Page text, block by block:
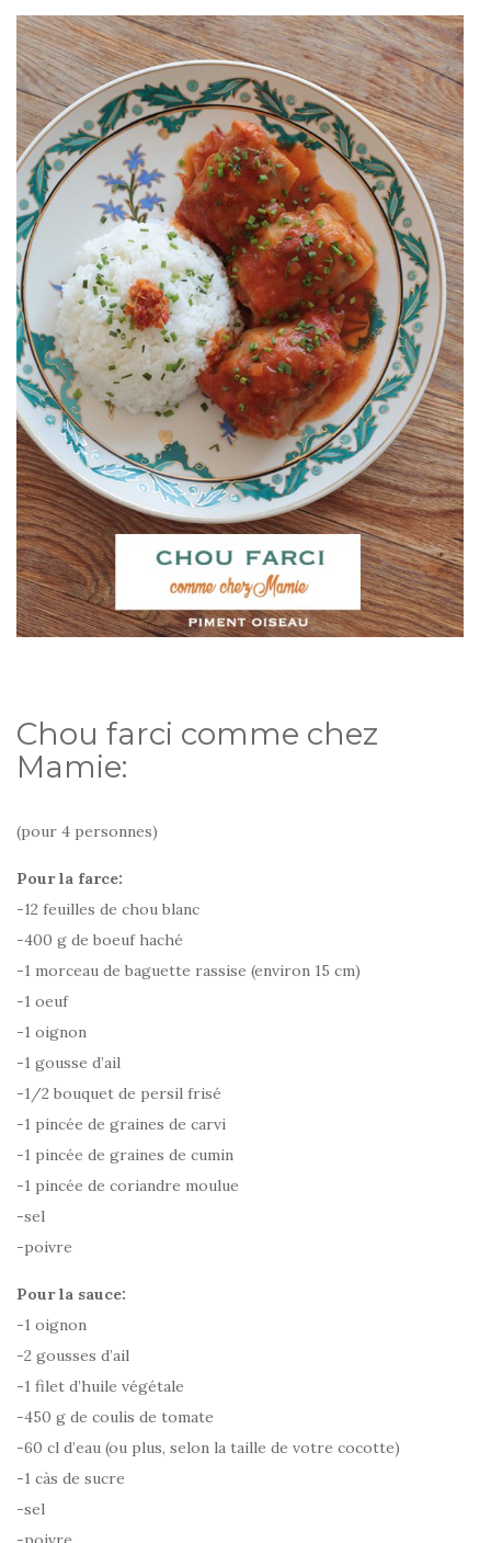
Chou farci comme chez
Mamie:
(pour 4 personnes)
Pour la farce:
-12 feuilles de chou blanc
-400 g de boeuf haché
-1 morceau de baguette rassise (environ 15 cm)
-1 oeuf
-1 oignon
-1 gousse d’ail
-1/2 bouquet de persil frisé
-1 pincée de graines de carvi
-1 pincée de graines de cumin
-1 pincée de coriandre moulue
-sel
-poivre
Pour la sauce:
-1 oignon
-2 gousses d’ail
-1 filet d’huile végétale
-450 g de coulis de tomate
-60 cl d’eau (ou plus, selon la taille de votre cocotte)
-1 càs de sucre
-sel